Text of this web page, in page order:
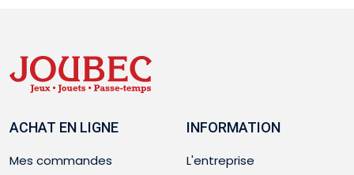
ACHAT EN LIGNE
Mes commandes
INFORMATION
L'entreprise